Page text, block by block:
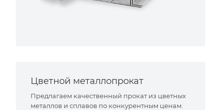
Цветной металлопрокат
Предлагаем качественный прокат из цветных
металлов и сплавов по конкурентным ценам.